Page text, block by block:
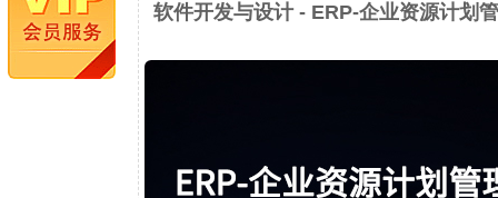
软件开发与设计 - ERP-企业资源计划